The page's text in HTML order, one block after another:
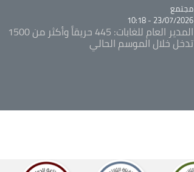
Catégorie
مجتمع
23/07/2026 - 10:18
المدير العام للغابات: 445 حريقاً وأكثر من 1500
تدخل خلال الموسم الحالي